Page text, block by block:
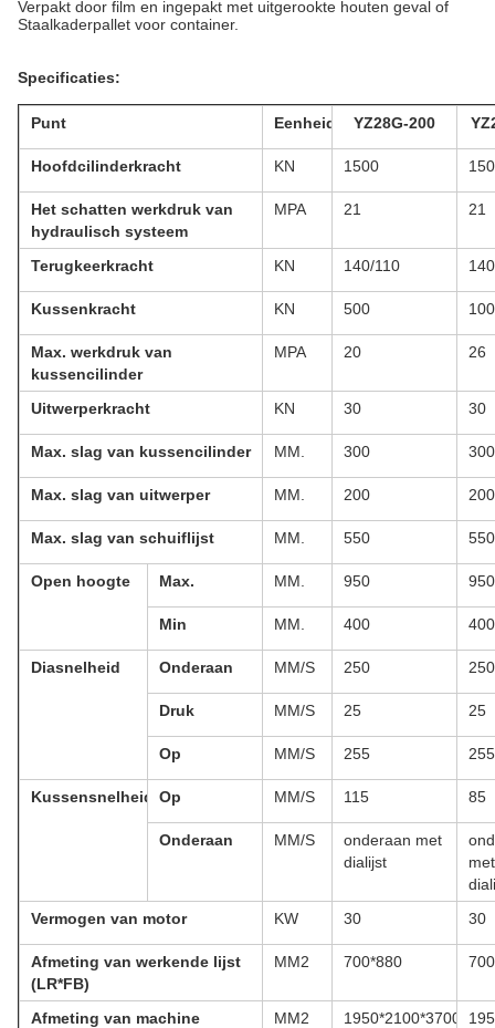
Verpakt door film en ingepakt met uitgerookte houten geval of
Staalkaderpallet voor container.
Specificaties:
Punt Eenheid YZ28G-200
Hoofdcilinderkracht KN 1500
Het schatten werkdruk van
hydraulisch systeem
MPA 21 21
Terugkeerkracht KN 140/110
Kussenkracht KN 500
Max. werkdruk van
kussencilinder
MPA 20 26
Uitwerperkracht KN 30 30
Max. slag van kussencilinder MM. 300 300
Max. slag van uitwerper MM. 200 200
Max. slag van schuiflijst MM. 550 550
Open hoogte Max. MM. 950 950
Min MM. 400 400
Diasnelheid Onderaan MM/S 250 250
Druk MM/S 25 25
Op MM/S 255 255
Kussensnelheid Op MM/S 115 85
Onderaan MM/S
onderaan met
dialijst
met
Vermogen van motor
KW 30 30
Afmeting van werkende lijst
(LR*FB)
MM2 700*880
Afmeting van machine
MM2 1950*2100*3700